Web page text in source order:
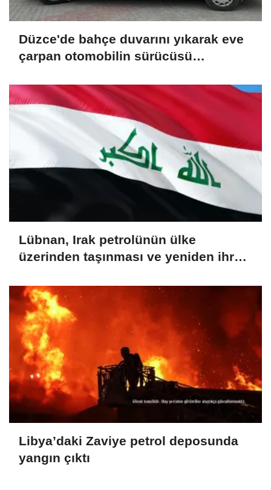
Düzce'de bahçe duvarını yıkarak eve
çarpan otomobilin sürücüsü
Lübnan, Irak petrolünün ülke
üzerinden taşınması ve yeniden ihraç
Libya’daki Zaviye petrol deposunda
yangın çıktı